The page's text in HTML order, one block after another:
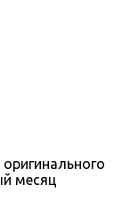
месяц